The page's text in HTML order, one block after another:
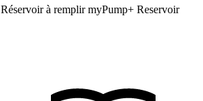
Réservoir à remplir myPump+ Reservoir